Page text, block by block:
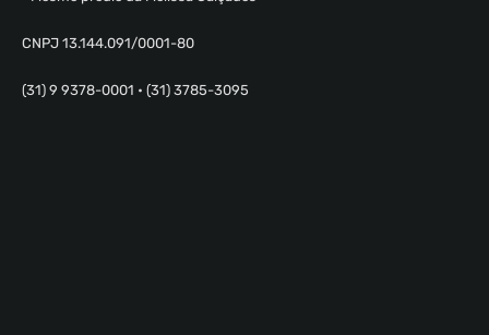
CNPJ 13.144.091/0001-80
(31) 9 9378-0001 • (31) 3785-3095